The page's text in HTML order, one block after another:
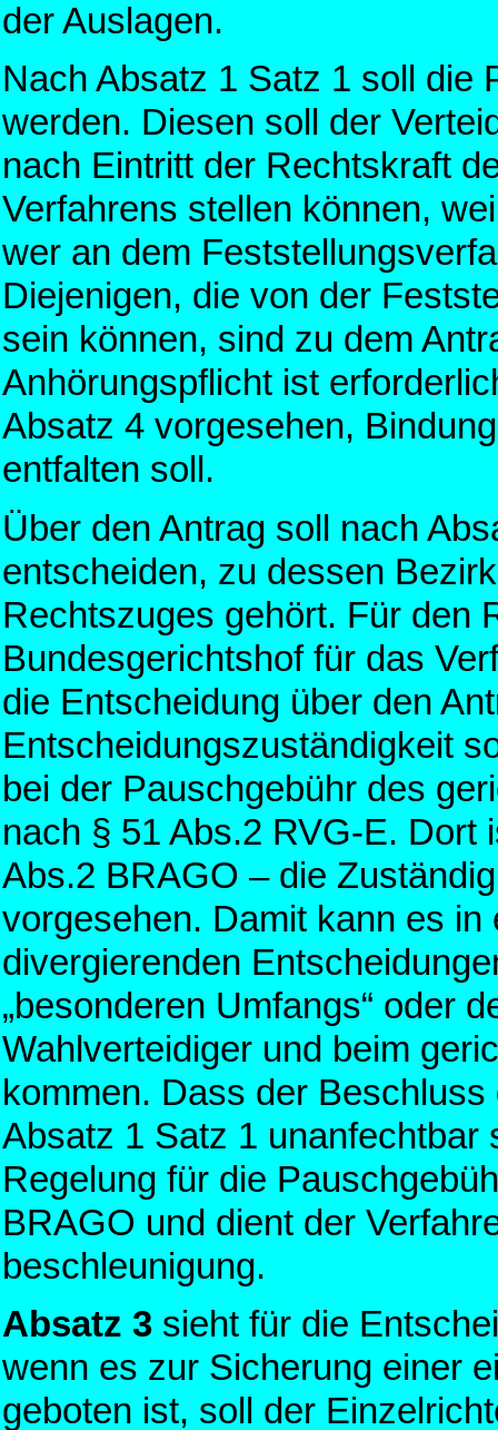
der Auslagen.
Nach Absatz 1 Satz 1 soll die
werden. Diesen soll der
nach Eintritt der Rechtskraft
Verfahrens stellen können,
wer an dem
Diejenigen, die von der
sein können, sind zu dem
Anhörungspflicht ist
Absatz 4 vorgesehen,
entfalten soll.
Über den Antrag soll nach
entscheiden, zu dessen
Rechtszuges gehört. Für den
Bundesgerichtshof für das
die Entscheidung über den
Entscheidungszuständigkeit
bei der Pauschgebühr des
nach § 51 Abs.2 RVG-E. Dort
Abs.2 BRAGO – die
vorgesehen. Damit kann es in
divergierenden
„besonderen Umfangs“ oder
Wahlverteidiger und beim
kommen. Dass der
Absatz 1 Satz 1 unanfechtbar
Regelung für die
BRAGO und dient der
beschleunigung.
Absatz 3 sieht für die
wenn es zur Sicherung einer
geboten ist, soll der